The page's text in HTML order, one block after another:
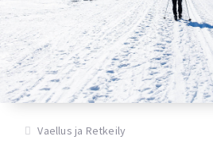
Vaellus ja Retkeily